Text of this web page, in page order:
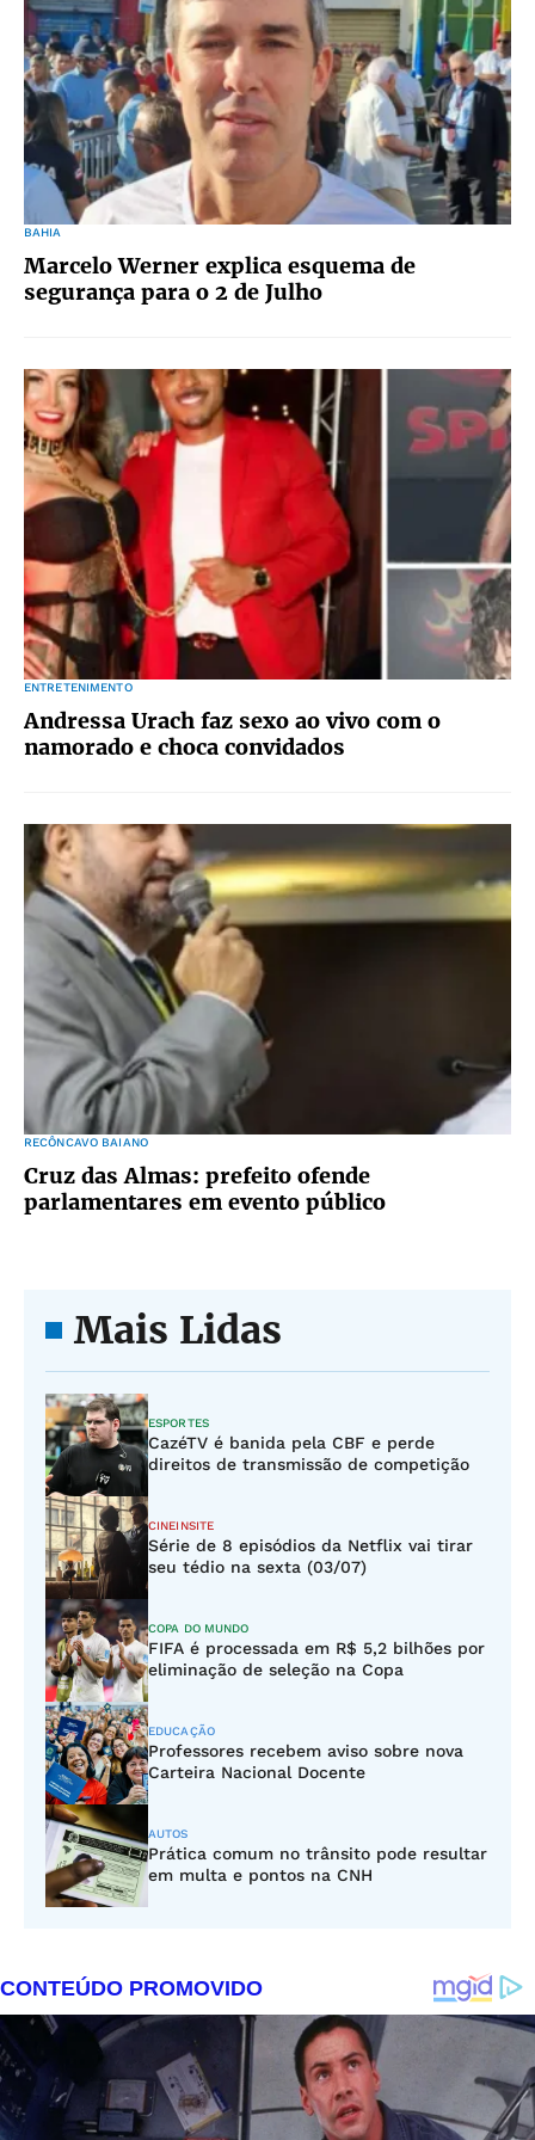
BAHIA
Marcelo Werner explica esquema de
segurança para o 2 de Julho
ENTRETENIMENTO
Andressa Urach faz sexo ao vivo com o
namorado e choca convidados
RECÔNCAVO BAIANO
Cruz das Almas: prefeito ofende
parlamentares em evento público
Mais Lidas
ESPORTES
CazéTV é banida pela CBF e perde
direitos de transmissão de competição
CINEINSITE
Série de 8 episódios da Netflix vai tirar
seu tédio na sexta (03/07)
COPA DO MUNDO
FIFA é processada em R$ 5,2 bilhões por
eliminação de seleção na Copa
EDUCAÇÃO
Professores recebem aviso sobre nova
Carteira Nacional Docente
AUTOS
Prática comum no trânsito pode resultar
em multa e pontos na CNH